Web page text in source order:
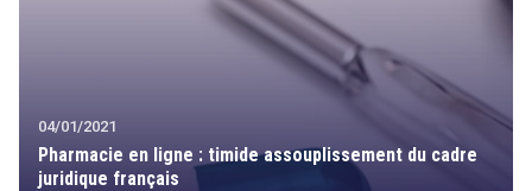
04/01/2021
Pharmacie en ligne : timide assouplissement du cadre
juridique français